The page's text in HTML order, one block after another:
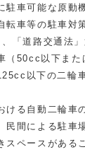
車可能な原動
転車等の駐車対
「道路交通法
（50cc以下また
以下の二輪
る自動二輪車
民間による駐車
スペースがある